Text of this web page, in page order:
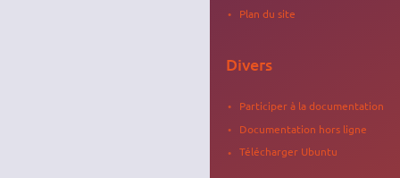
Plan du site
Divers
Participer à la documentation
Documentation hors ligne
Télécharger Ubuntu